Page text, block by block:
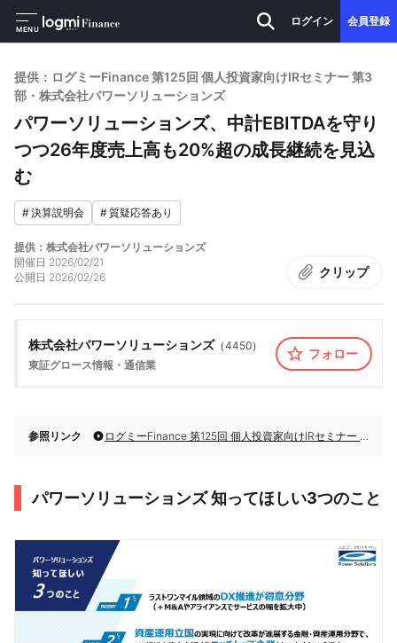
MENU
ログイン 会員登録
提供：ログミーFinance 第125回 個人投資家向けIRセミナー 第3
部・株式会社パワーソリューションズ
パワーソリューションズ、中計EBITDAを守り
つつ26年度売上高も20%超の成長継続を見込
む
#決算説明会 #質疑応答あり
提供：株式会社パワーソリューションズ
開催日 2026/02/21
公開日 2026/02/26 クリップ
株式会社パワーソリューションズ（4450）
東証グロース情報・通信業
フォロー
参照リンク ログミーFinance 第125回 個人投資家向けIRセミナー 第3部・株式会社パワーソリューションズ
パワーソリューションズ 知ってほしい3つのこと